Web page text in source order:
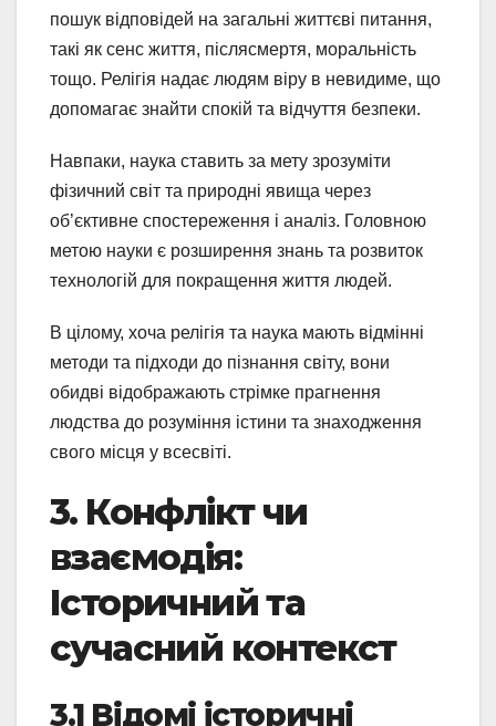
пошук відповідей на загальні життєві питання,
такі як сенс життя, післясмертя, моральність
тощо. Релігія надає людям віру в невидиме, що
допомагає знайти спокій та відчуття безпеки.
Навпаки, наука ставить за мету зрозуміти
фізичний світ та природні явища через
об’єктивне спостереження і аналіз. Головною
метою науки є розширення знань та розвиток
технологій для покращення життя людей.
В цілому, хоча релігія та наука мають відмінні
методи та підходи до пізнання світу, вони
обидві відображають стрімке прагнення
людства до розуміння істини та знаходження
свого місця у всесвіті.
3. Конфлікт чи
взаємодія:
Історичний та
сучасний контекст
3.1 Відомі історичні